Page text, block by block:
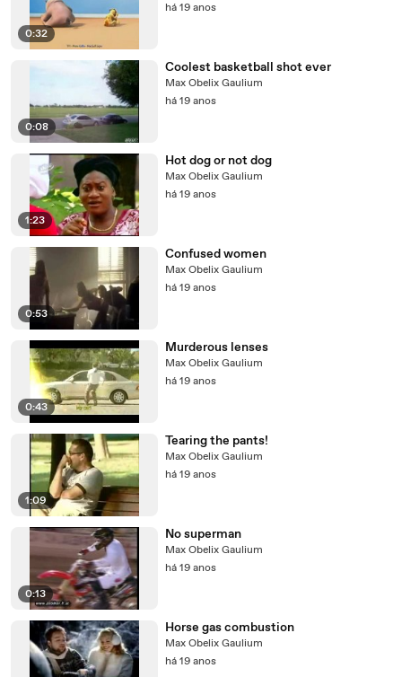
0:32
há 19 anos
0:08
Coolest basketball shot ever
Max Obelix Gaulium
há 19 anos
1:23
Hot dog or not dog
Max Obelix Gaulium
há 19 anos
0:53
Confused women
Max Obelix Gaulium
há 19 anos
0:43
Murderous lenses
Max Obelix Gaulium
há 19 anos
1:09
Tearing the pants!
Max Obelix Gaulium
há 19 anos
0:13
No superman
Max Obelix Gaulium
há 19 anos
Horse gas combustion
Max Obelix Gaulium
há 19 anos